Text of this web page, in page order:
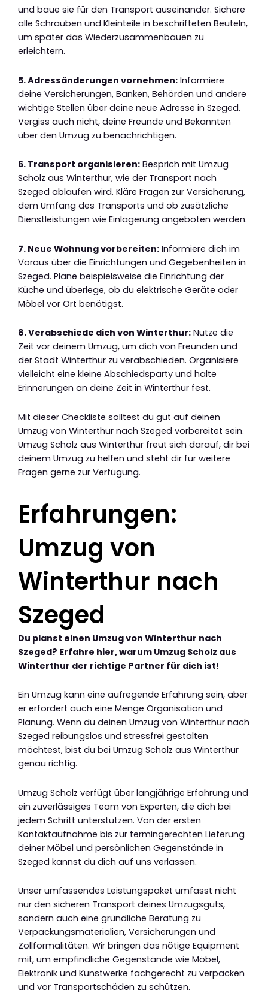
und baue sie für den Transport auseinander. Sichere
alle Schrauben und Kleinteile in beschrifteten Beuteln,
um später das Wiederzusammenbauen zu
erleichtern.
5. Adressänderungen vornehmen: Informiere
deine Versicherungen, Banken, Behörden und andere
wichtige Stellen über deine neue Adresse in Szeged.
Vergiss auch nicht, deine Freunde und Bekannten
über den Umzug zu benachrichtigen.
6. Transport organisieren: Besprich mit Umzug
Scholz aus Winterthur, wie der Transport nach
Szeged ablaufen wird. Kläre Fragen zur Versicherung,
dem Umfang des Transports und ob zusätzliche
Dienstleistungen wie Einlagerung angeboten werden.
7. Neue Wohnung vorbereiten: Informiere dich im
Voraus über die Einrichtungen und Gegebenheiten in
Szeged. Plane beispielsweise die Einrichtung der
Küche und überlege, ob du elektrische Geräte oder
Möbel vor Ort benötigst.
8. Verabschiede dich von Winterthur: Nutze die
Zeit vor deinem Umzug, um dich von Freunden und
der Stadt Winterthur zu verabschieden. Organisiere
vielleicht eine kleine Abschiedsparty und halte
Erinnerungen an deine Zeit in Winterthur fest.
Mit dieser Checkliste solltest du gut auf deinen
Umzug von Winterthur nach Szeged vorbereitet sein.
Umzug Scholz aus Winterthur freut sich darauf, dir bei
deinem Umzug zu helfen und steht dir für weitere
Fragen gerne zur Verfügung.
Erfahrungen:
Umzug von
Winterthur nach
Szeged
Du planst einen Umzug von Winterthur nach
Szeged? Erfahre hier, warum Umzug Scholz aus
Winterthur der richtige Partner für dich ist!
Ein Umzug kann eine aufregende Erfahrung sein, aber
er erfordert auch eine Menge Organisation und
Planung. Wenn du deinen Umzug von Winterthur nach
Szeged reibungslos und stressfrei gestalten
möchtest, bist du bei Umzug Scholz aus Winterthur
genau richtig.
Umzug Scholz verfügt über langjährige Erfahrung und
ein zuverlässiges Team von Experten, die dich bei
jedem Schritt unterstützen. Von der ersten
Kontaktaufnahme bis zur termingerechten Lieferung
deiner Möbel und persönlichen Gegenstände in
Szeged kannst du dich auf uns verlassen.
Unser umfassendes Leistungspaket umfasst nicht
nur den sicheren Transport deines Umzugsguts,
sondern auch eine gründliche Beratung zu
Verpackungsmaterialien, Versicherungen und
Zollformalitäten. Wir bringen das nötige Equipment
mit, um empfindliche Gegenstände wie Möbel,
Elektronik und Kunstwerke fachgerecht zu verpacken
und vor Transportschäden zu schützen.